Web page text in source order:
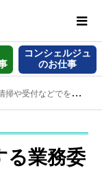
コンシェルジュ
のお仕事
る【マンション管理員】
る業務委